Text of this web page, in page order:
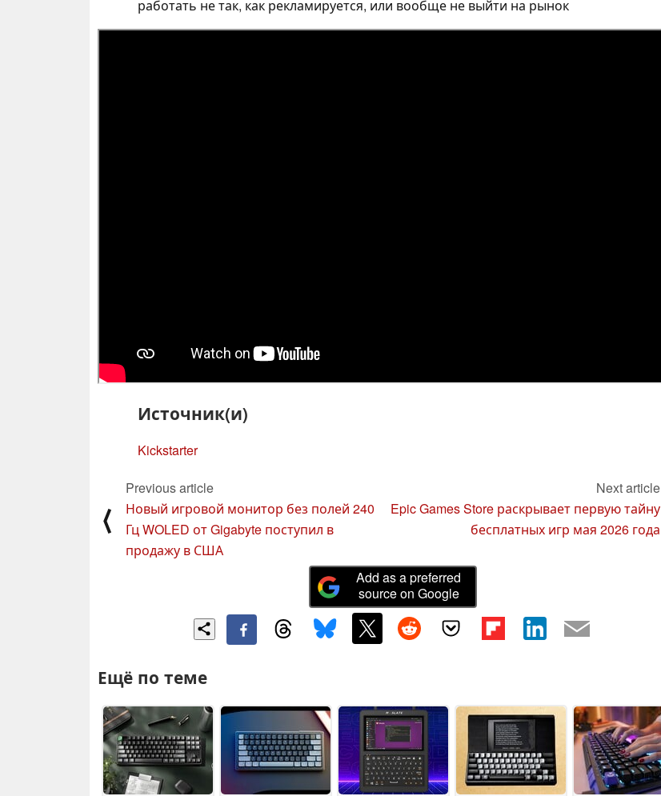
работать не так, как рекламируется, или вообще не выйти на рынок
Источник(и)
Kickstarter
⟨
Previous article
Новый игровой монитор без полей 240
Гц WOLED от Gigabyte поступил в
продажу в США
Next article
Epic Games Store раскрывает первую тайну
бесплатных игр мая 2026 года
Add as a preferred
source on Google
Ещё по теме